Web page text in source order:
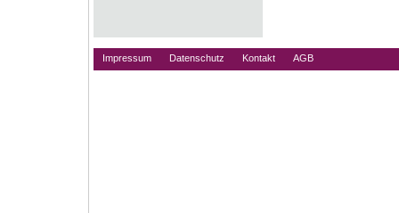
Impressum Datenschutz Kontakt AGB